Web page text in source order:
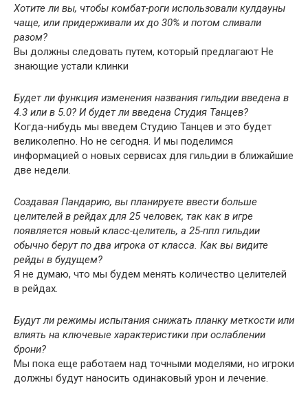
Хотите ли вы, чтобы комбат-роги использовали кулдауны
чаще, или придерживали их до 30% и потом сливали
разом?
Вы должны следовать путем, который предлагают Не
знающие устали клинки
Будет ли функция изменения названия гильдии введена в
4.3 или в 5.0? И будет ли введена Студия Танцев?
Когда-нибудь мы введем Студию Танцев и это будет
великолепно. Но не сегодня. И мы поделимся
информацией о новых сервисах для гильдии в ближайшие
две недели.
Создавая Пандарию, вы планируете ввести больше
целителей в рейдах для 25 человек, так как в игре
появляется новый класс-целитель, а 25-ппл гильдии
обычно берут по два игрока от класса. Как вы видите
рейды в будущем?
Я не думаю, что мы будем менять количество целителей
в рейдах.
Будут ли режимы испытания снижать планку меткости или
влиять на ключевые характеристики при ослаблении
брони?
Мы пока еще работаем над точными моделями, но игроки
должны будут наносить одинаковый урон и лечение.